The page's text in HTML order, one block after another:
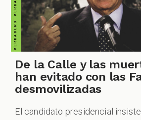
De la Calle y las
han evitado con las
desmovilizadas
El candidato presidencial